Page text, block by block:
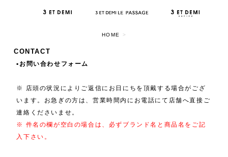
HOME >
CONTACT
▪️お問い合わせフォーム
※ 店頭の状況によりご返信にお日にちを頂戴する場合がござ
います。お急ぎの方は、営業時間内にお電話にて店舗へ直接ご
連絡くださいませ。
※ 件名の欄が空白の場合は、必ずブランド名と商品名をご記
入下さい。